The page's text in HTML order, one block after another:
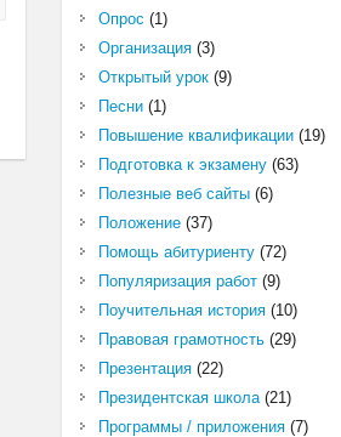
Опрос (1)
Организация(3)
Открытый урок(9)
Песни(1)
Повышение квалификации(19)
Подготовка к экзамену(63)
Полезные веб сайты(6)
Положение(37)
Помощь абитуриенту(72)
Популяризация работ(9)
Поучительная история(10)
Правовая грамотность(29)
Презентация(22)
Президентская школа(21)
Программы / приложения(7)